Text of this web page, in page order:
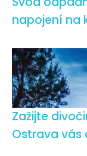
napojení na
Zažijte
Ostrava vás